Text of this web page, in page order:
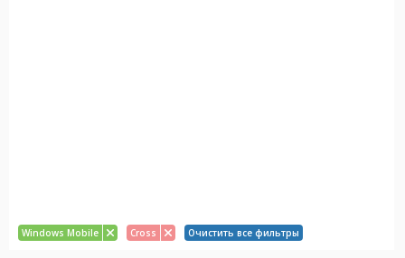
Windows Mobile Cross Очистить все фильтры